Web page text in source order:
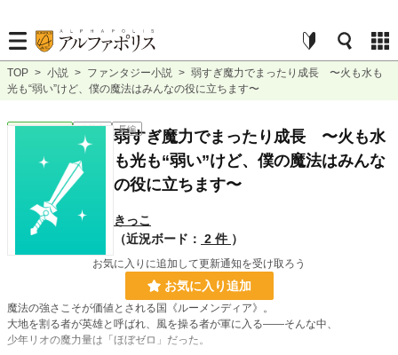
TOP > 小説 > ファンタジー小説 > 弱すぎ魔力でまったり成長 〜火も水も
光も“弱い”けど、僕の魔法はみんなの役に立ちます〜
ファンタジー 連載中 長編
弱すぎ魔力でまったり成長 〜火も水
も光も“弱い”けど、僕の魔法はみんな
の役に立ちます〜
きっこ
（近況ボード： 2 件 ）
お気に入りに追加して更新通知を受け取ろう
お気に入り追加
魔法の強さこそが価値とされる国《ルーメンディア》。
大地を割る者が英雄と呼ばれ、風を操る者が軍に入る――そんな中、
少年リオの魔力量は「ほぼゼロ」だった。